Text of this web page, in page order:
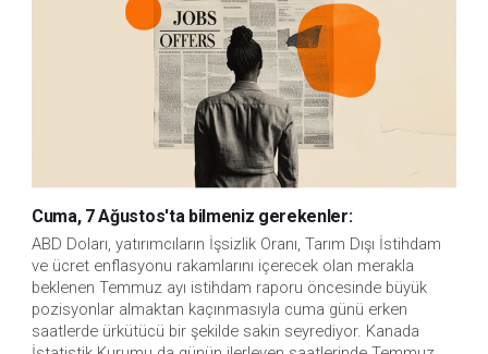
Cuma, 7 Ağustos'ta bilmeniz gerekenler:
ABD Doları, yatırımcıların İşsizlik Oranı, Tarım Dışı İstihdam
ve ücret enflasyonu rakamlarını içerecek olan merakla
beklenen Temmuz ayı istihdam raporu öncesinde büyük
pozisyonlar almaktan kaçınmasıyla cuma günü erken
saatlerde ürkütücü bir şekilde sakin seyrediyor. Kanada